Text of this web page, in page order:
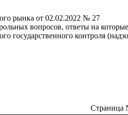
рынка от 02.02.2022 № 27
вопросов, ответы на
государственного контроля
Страница